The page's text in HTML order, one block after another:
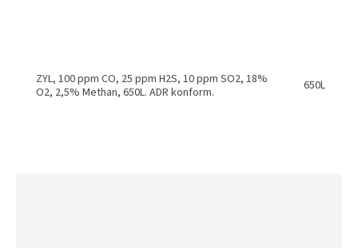
ZYL, 100 ppm CO, 25 ppm H2S, 10 ppm SO2, 18%
O2, 2,5% Methan, 650L. ADR konform.
650L